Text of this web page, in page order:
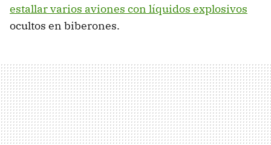
estallar varios aviones con líquidos explosivos
ocultos en biberones.